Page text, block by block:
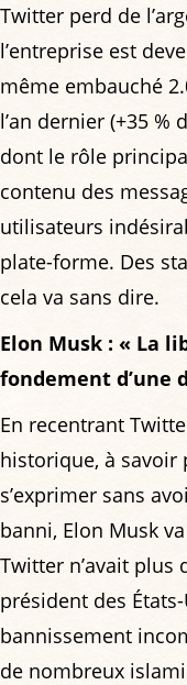
Twitter perd de
l’entreprise est
même embauché
l’an dernier (+35 %
dont le rôle
contenu des
utilisateurs
plate-forme. Des
cela va sans dire.
Elon Musk : « La
fondement d’une
En recentrant
historique, à
s’exprimer sans
banni, Elon Musk
Twitter n’avait plus
président des
bannissement
de nombreux